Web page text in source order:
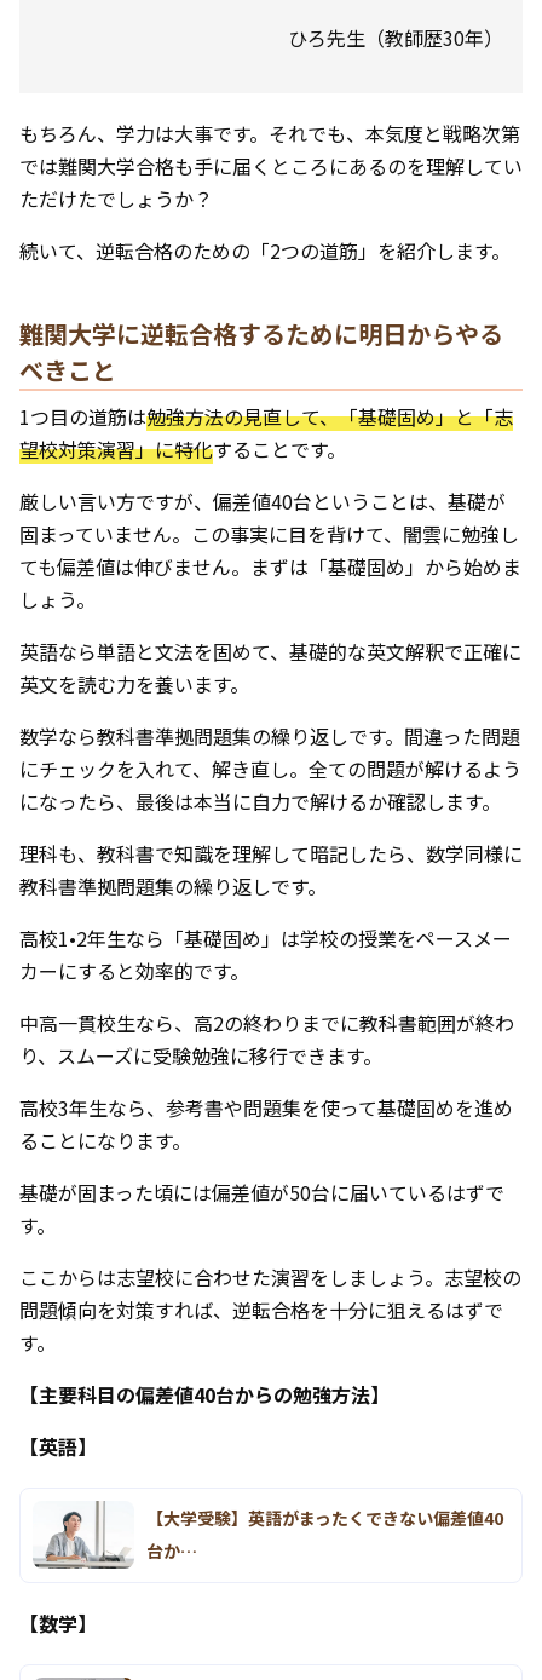
ひろ先生（教師歴30年）
もちろん、学力は大事です。それでも、本気度と戦略次第
では難関大学合格も手に届くところにあるのを理解してい
ただけたでしょうか？
続いて、逆転合格のための「2つの道筋」を紹介します。
難関大学に逆転合格するために明日からやる
べきこと
1つ目の道筋は勉強方法の見直して、「基礎固め」と「志
望校対策演習」に特化することです。
厳しい言い方ですが、偏差値40台ということは、基礎が
固まっていません。この事実に目を背けて、闇雲に勉強し
ても偏差値は伸びません。まずは「基礎固め」から始めま
しょう。
英語なら単語と文法を固めて、基礎的な英文解釈で正確に
英文を読む力を養います。
数学なら教科書準拠問題集の繰り返しです。間違った問題
にチェックを入れて、解き直し。全ての問題が解けるよう
になったら、最後は本当に自力で解けるか確認します。
理科も、教科書で知識を理解して暗記したら、数学同様に
教科書準拠問題集の繰り返しです。
高校1•2年生なら「基礎固め」は学校の授業をペースメー
カーにすると効率的です。
中高一貫校生なら、高2の終わりまでに教科書範囲が終わ
り、スムーズに受験勉強に移行できます。
高校3年生なら、参考書や問題集を使って基礎固めを進め
ることになります。
基礎が固まった頃には偏差値が50台に届いているはずで
す。
ここからは志望校に合わせた演習をしましょう。志望校の
問題傾向を対策すれば、逆転合格を十分に狙えるはずで
す。
【主要科目の偏差値40台からの勉強方法】
【英語】
【大学受験】英語がまったくできない偏差値40
台か…
【数学】